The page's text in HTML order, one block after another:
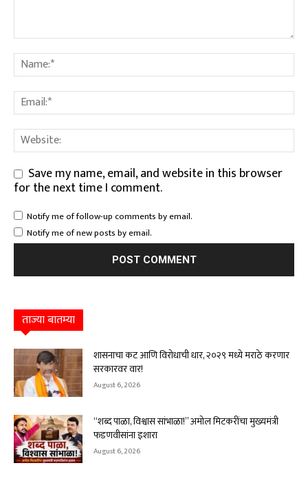
Save my name, email, and website in this browser
for the next time I comment.
Notify me of follow-up comments by email.
Notify me of new posts by email.
ताज्या बातम्या
शासनाचा कट आणि विरोधाची धार, २०२९ मध्ये मराठे करणार
सरकारवर वार!
August 6, 2026
“शब्द पाळा, विश्वास सांभाळा!” अमोल मिटकरींचा मुख्यमंत्री
फडणवीसांना इशारा
August 6, 2026